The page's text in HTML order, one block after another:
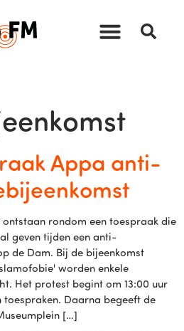
Appa anti-
rondom een toespraak die
geven tijden een anti-
de Dam. Bij de bijeenkomst
worden enkele
Het protest begint om 13:00 uur
toespraken. Daarna begeeft de
[…]